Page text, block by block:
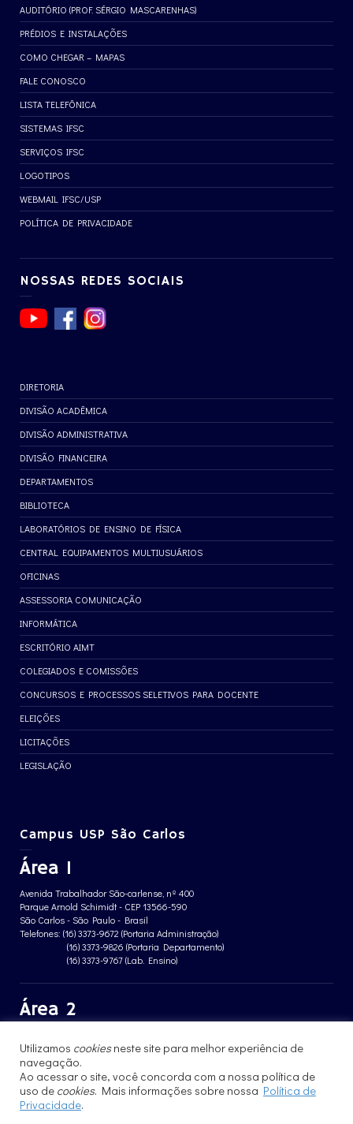
AUDITÓRIO (PROF. SÉRGIO MASCARENHAS)
PRÉDIOS E INSTALAÇÕES
COMO CHEGAR – MAPAS
FALE CONOSCO
LISTA TELEFÔNICA
SISTEMAS IFSC
SERVIÇOS IFSC
LOGOTIPOS
WEBMAIL IFSC/USP
POLÍTICA DE PRIVACIDADE
NOSSAS REDES SOCIAIS
DIRETORIA
DIVISÃO ACADÊMICA
DIVISÃO ADMINISTRATIVA
DIVISÃO FINANCEIRA
DEPARTAMENTOS
BIBLIOTECA
LABORATÓRIOS DE ENSINO DE FÍSICA
CENTRAL EQUIPAMENTOS MULTIUSUÁRIOS
OFICINAS
ASSESSORIA COMUNICAÇÃO
INFORMÁTICA
ESCRITÓRIO AIMT
COLEGIADOS E COMISSÕES
CONCURSOS E PROCESSOS SELETIVOS PARA DOCENTE
ELEIÇÕES
LICITAÇÕES
LEGISLAÇÃO
Campus USP São Carlos
Área 1
Avenida Trabalhador São-carlense, nº 400
Parque Arnold Schimidt - CEP 13566-590
São Carlos - São Paulo - Brasil
Telefones: (16) 3373-9672 (Portaria Administração)
(16) 3373-9826 (Portaria Departamento)
(16) 3373-9767 (Lab. Ensino)
Área 2
Jardim Santa Angelina - CEP 13563-120
São Carlos - São Paulo - Brasil
Telefone: (16) 3373-8068 (Portaria prédio CFBio)
(16) 3364-8070 (Portaria prédio poloTErRA)
Utilizamos cookiesneste site para melhor experiência de
navegação.
Ao acessar o site, você concorda com a nossa política de
uso de cookies. Mais informações sobre nossa Política de
Privacidade.